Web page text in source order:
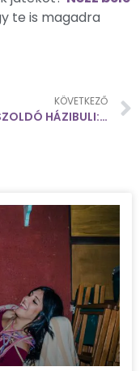
te is magadra
KÖVETKEZŐ
STRESSZOLDÓ HÁZIBULI: A LEGJOBB, AMIT TEHETSZ A JÓLÉTEDÉRT